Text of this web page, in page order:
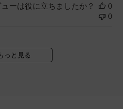
ーは役に立ちましたか？
0
0
っと見る